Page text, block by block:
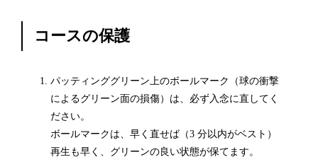
コースの保護
パッティンググリーン上のボールマーク（球の衝撃
によるグリーン面の損傷）は、必ず入念に直してく
ださい。
ボールマークは、早く直せば（3 分以内がベスト）
再生も早く、グリーンの良い状態が保てます。